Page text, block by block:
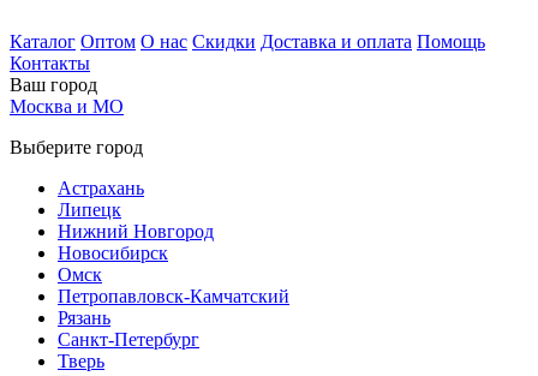
Каталог Оптом О нас Скидки Доставка и оплата Помощь
Контакты
Ваш город
Москва и МО
Выберите город
Астрахань
Липецк
Нижний Новгород
Новосибирск
Омск
Петропавловск-Камчатский
Рязань
Санкт-Петербург
Тверь